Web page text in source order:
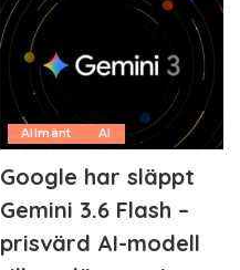
Allmänt AI
Google har släppt
Gemini 3.6 Flash –
prisvärd AI-modell